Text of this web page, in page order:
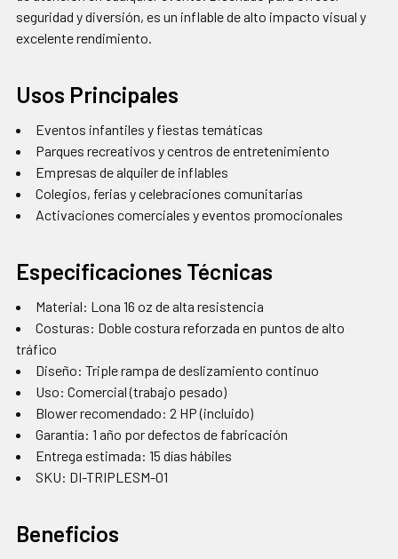
seguridad y diversión, es un inflable de alto impacto visual y
excelente rendimiento.
Usos Principales
Eventos infantiles y fiestas temáticas
Parques recreativos y centros de entretenimiento
Empresas de alquiler de inflables
Colegios, ferias y celebraciones comunitarias
Activaciones comerciales y eventos promocionales
Especificaciones Técnicas
Material: Lona 16 oz de alta resistencia
Costuras: Doble costura reforzada en puntos de alto
tráfico
Diseño: Triple rampa de deslizamiento continuo
Uso: Comercial (trabajo pesado)
Blower recomendado: 2 HP (incluido)
Garantía: 1 año por defectos de fabricación
Entrega estimada: 15 días hábiles
SKU: DI-TRIPLESM-01
Beneficios